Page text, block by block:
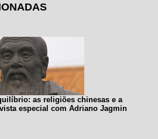
as religiões chinesas e a
especial com Adriano Jagmin